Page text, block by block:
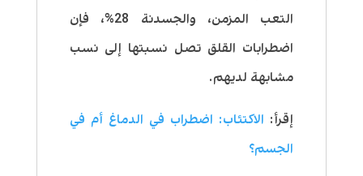
التعب المزمن، والجسدنة 28%، فإن
اضطرابات القلق تصل نسبتها إلى نسب
مشابهة لديهم.
إقرأ: الاكتئاب: اضطراب في الدماغ أم في
الجسم؟